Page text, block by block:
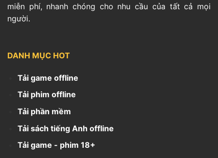
miễn phí, nhanh chóng cho nhu cầu của tất cả mọi
người.
DANH MỤC HOT
Tải game offline
Tải phim offline
Tải phần mềm
Tải sách tiếng Anh offline
Tải game - phim 18+